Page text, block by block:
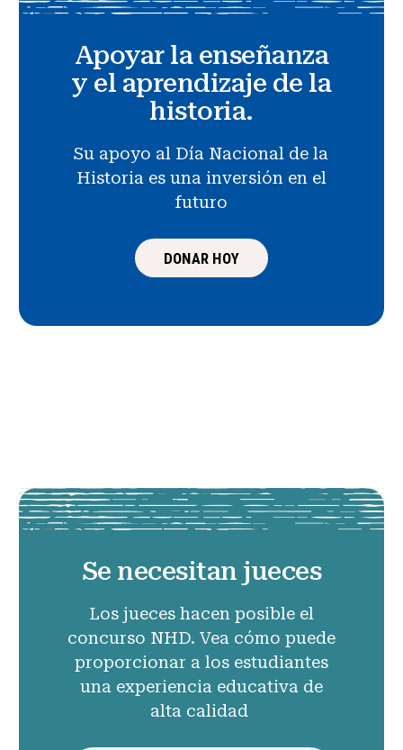
Apoyar la enseñanza
y el aprendizaje de la
historia.
Su apoyo al Día Nacional de la
Historia es una inversión en el
futuro
DONAR HOY
Se necesitan jueces
Los jueces hacen posible el
concurso NHD. Vea cómo puede
proporcionar a los estudiantes
una experiencia educativa de
alta calidad